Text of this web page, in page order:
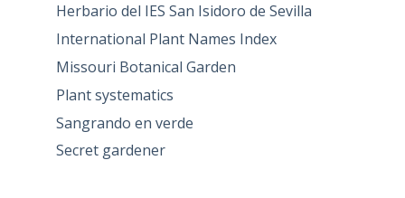
Herbario del IES San Isidoro de Sevilla
International Plant Names Index
Missouri Botanical Garden
Plant systematics
Sangrando en verde
Secret gardener